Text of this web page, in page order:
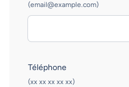
(email@example.com)
Téléphone
(xx xx xx xx xx)